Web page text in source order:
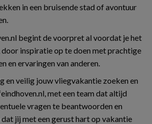
in een bruisende stad of avontuur
begint de voorpret al voordat je het
inspiratie op te doen met prachtige
en ervaringen van anderen.
en veilig jouw vliegvakantie zoeken en
met een team dat altijd
vragen te beantwoorden en
jij met een gerust hart op vakantie